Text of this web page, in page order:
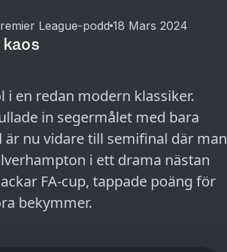
League-podd 18 Mars 2024
kaos
i en redan modern klassiker.
in segermålet med bara
nu vidare till semifinal där man
i ett drama nästan
FA-cup, tappade poäng för
bekymmer.